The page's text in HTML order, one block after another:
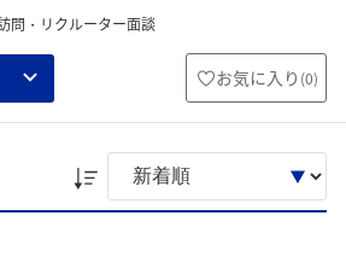
問・リクルーター面談
お気に入り (0)